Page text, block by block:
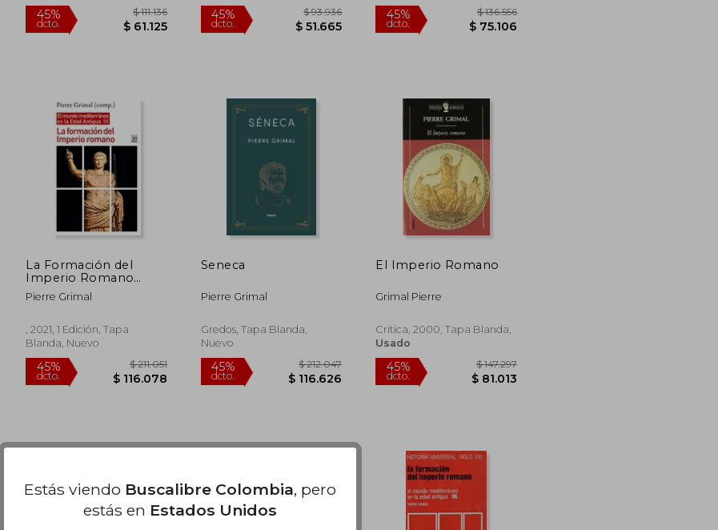
45%
dcto.
Libro De Pasta Blanda
(paperback), Nuevo
dcto.
$ 93.936
$ 51.665
45%
dcto.
La Formación del
Imperio Romano
(Historia)
Pierre Grimal
, 2021, 1 Edición, Tapa
Blanda, Nuevo
Seneca
Pierre Grimal
Gredos, Tapa Blanda,
Nuevo
El Imperio Romano
Grimal Pierre
Critica, 2000, Tapa Blanda,
Usado
Estás viendo Buscalibre Colombia, pero
estás en Estados Unidos